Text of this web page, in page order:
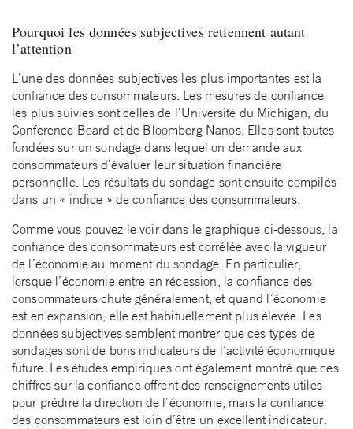
Pourquoi les données subjectives retiennent autant
l’attention
L’une des données subjectives les plus importantes est la
confiance des consommateurs. Les mesures de confiance
les plus suivies sont celles de l’Université du Michigan, du
Conference Board et de Bloomberg Nanos. Elles sont toutes
fondées sur un sondage dans lequel on demande aux
consommateurs d’évaluer leur situation financière
personnelle. Les résultats du sondage sont ensuite compilés
dans un « indice » de confiance des consommateurs.
Comme vous pouvez le voir dans le graphique ci-dessous, la
confiance des consommateurs est corrélée avec la vigueur
de l’économie au moment du sondage. En particulier,
lorsque l’économie entre en récession, la confiance des
consommateurs chute généralement, et quand l’économie
est en expansion, elle est habituellement plus élevée. Les
données subjectives semblent montrer que ces types de
sondages sont de bons indicateurs de l’activité économique
future. Les études empiriques ont également montré que ces
chiffres sur la confiance offrent des renseignements utiles
pour prédire la direction de l’économie, mais la confiance
des consommateurs est loin d’être un excellent indicateur.